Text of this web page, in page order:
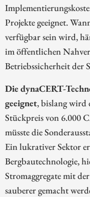
Projekte geeignet.
verfügbar sein wird,
im öffentlichen
Betriebssicherheit der
Die dynaCERT-
geeignet, bislang wird
Stückpreis von 6.000
müsste die
Ein lukrativer Sektor
Bergbautechnologie,
Stromaggregate mit
sauberer gemacht